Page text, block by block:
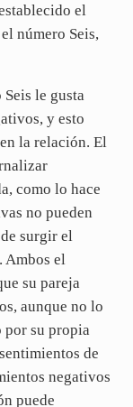
el
número Seis,
le gusta
y esto
la relación. El
como lo hace
no pueden
surgir el
Ambos el
su pareja
aunque no lo
por su propia
de
negativos
puede